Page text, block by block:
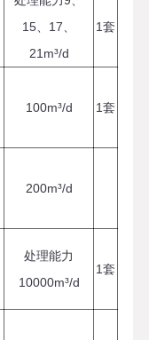
15、17、
21m³/d
1套
100m³/d 1套
200m³/d
处理能力
10000m³/d
1套